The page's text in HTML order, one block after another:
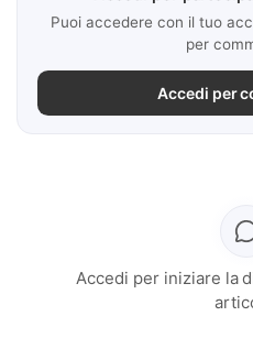
Puoi accedere con il tuo
per
Accedi per
Accedi per iniziare la